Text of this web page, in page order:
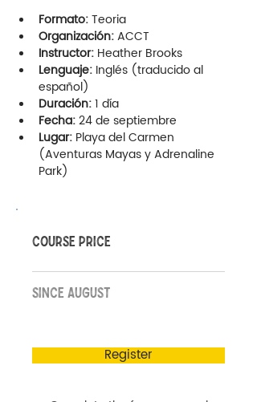
Formato: Teoria
Organización: ACCT
Instructor: Heather Brooks
Lenguaje: Inglés (traducido al
español)
Duración: 1 día
Fecha: 24 de septiembre
Lugar: Playa del Carmen
(Aventuras Mayas y Adrenaline
Park)
COURSE PRICE
SINCE AUGUST
Register